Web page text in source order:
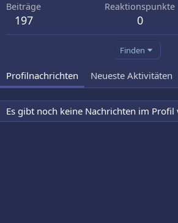
Beiträge
197
Reaktionspunkte
0
Finden
Profilnachrichten Neueste Aktivitäten
Es gibt noch keine Nachrichten im